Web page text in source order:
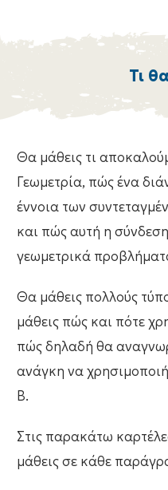
Τι
Θα μάθεις τι
Γεωμετρία, πώς ένα
έννοια των
και πώς αυτή η
γεωμετρικά
Θα μάθεις πολλούς
μάθεις πώς και πότε
πώς δηλαδή θα
ανάγκη να
Β.
Στις παρακάτω
μάθεις σε κάθε